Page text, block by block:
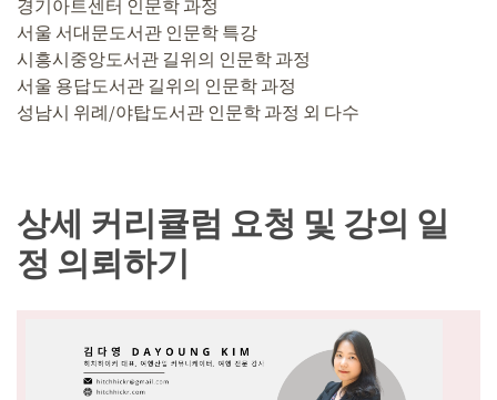
경기아트센터 인문학 과정
서울 서대문도서관 인문학 특강
시흥시중앙도서관 길위의 인문학 과정
서울 용답도서관 길위의 인문학 과정
성남시 위례/야탑도서관 인문학 과정 외 다수
상세 커리큘럼 요청 및 강의 일
정 의뢰하기